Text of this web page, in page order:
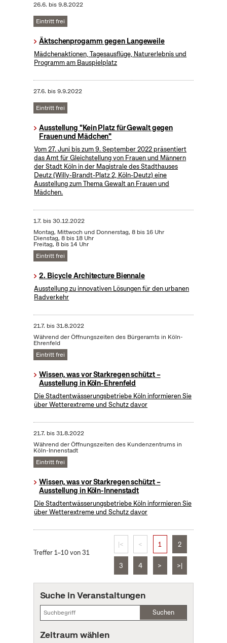
26.6. bis9.8.2022
Eintritt frei
Äktschenprogamm gegen Langeweile
Mädchenaktionen, Tagesausflüge, Naturerlebnis und
Programm am Bauspielplatz
27.6. bis9.9.2022
Eintritt frei
Ausstellung "Kein Platz für Gewalt gegen
Frauen und Mädchen"
Vom 27. Juni bis zum 9. September 2022 präsentiert
das Amt für Gleichstellung von Frauen und Männern
der Stadt Köln in der Magistrale des Stadthauses
Deutz (Willy-Brandt-Platz 2, Köln-Deutz) eine
Ausstellung zum Thema Gewalt an Frauen und
Mädchen.
1.7. bis30.12.2022
Montag, Mittwoch und Donnerstag, 8 bis 16 Uhr
Dienstag, 8 bis 18 Uhr
Freitag, 8 bis 14 Uhr
Eintritt frei
2. Bicycle Architecture Biennale
Ausstellung zu innovativen Lösungen für den urbanen
Radverkehr
21.7. bis31.8.2022
Während der Öffnungszeiten des Bürgeramts in Köln-
Ehrenfeld
Eintritt frei
Wissen, was vor Starkregen schützt –
Ausstellung in Köln-Ehrenfeld
Die Stadtentwässerungsbetriebe Köln informieren Sie
über Wetterextreme und Schutz davor
21.7. bis31.8.2022
Während der Öffnungszeiten des Kundenzentrums in
Köln-Innenstadt
Eintritt frei
Wissen, was vor Starkregen schützt –
Ausstellung in Köln-Innenstadt
Die Stadtentwässerungsbetriebe Köln informieren Sie
über Wetterextreme und Schutz davor
Treffer 1–10 von 31
|< < 1 2
3 4 > >|
Suche in Veranstaltungen
Suchen
Zeitraum wählen